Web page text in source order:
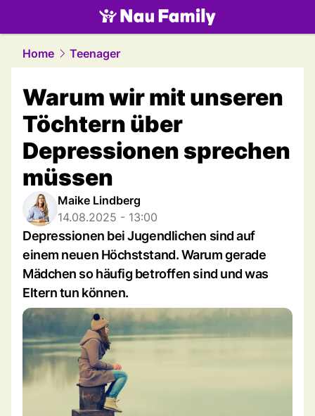
family.NAU.ch
Home Teenager
Warum wir mit unseren
Töchtern über
Depressionen sprechen
müssen
Maike Lindberg
14.08.2025 - 13:00
Depressionen bei Jugendlichen sind auf
einem neuen Höchststand. Warum gerade
Mädchen so häufig betroffen sind und was
Eltern tun können.